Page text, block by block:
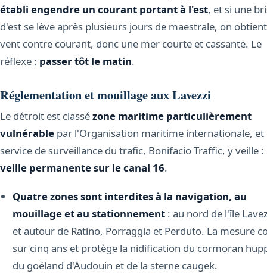
établi engendre un courant portant à l'est, et si une
d'est se lève après plusieurs jours de maestrale, on
vent contre courant, donc une mer courte et cassante. Le
réflexe : passer tôt le matin.
Réglementation et mouillage aux Lavezzi
Le détroit est classézone maritime particulièrement
vulnérable par l'Organisation maritime internationale, et
service de surveillance du trafic, Bonifacio Traffic, y veille :
veille permanente sur le canal 16.
Quatre zones sont interdites à la navigation, au
mouillage et au stationnement: au nord de l'île
et autour de Ratino, Porraggia et Perduto. La mesure
sur cinq ans et protège la nidification du cormoran
du goéland d'Audouin et de la sterne caugek.